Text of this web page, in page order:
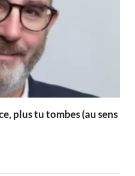
plus tu tombes (au sens